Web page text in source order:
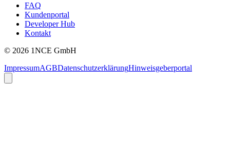
FAQ
Kundenportal
Developer Hub
Kontakt
© 2026 1NCE GmbH
ImpressumAGBDatenschutzerklärungHinweisgeberportal